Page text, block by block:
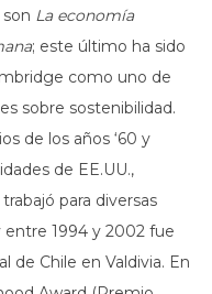
La economía
; este último ha sido
como uno de
sobre sostenibilidad.
de los años ‘60 y
de EE.UU.,
para diversas
entre 1994 y 2002 fue
de Chile en Valdivia. En